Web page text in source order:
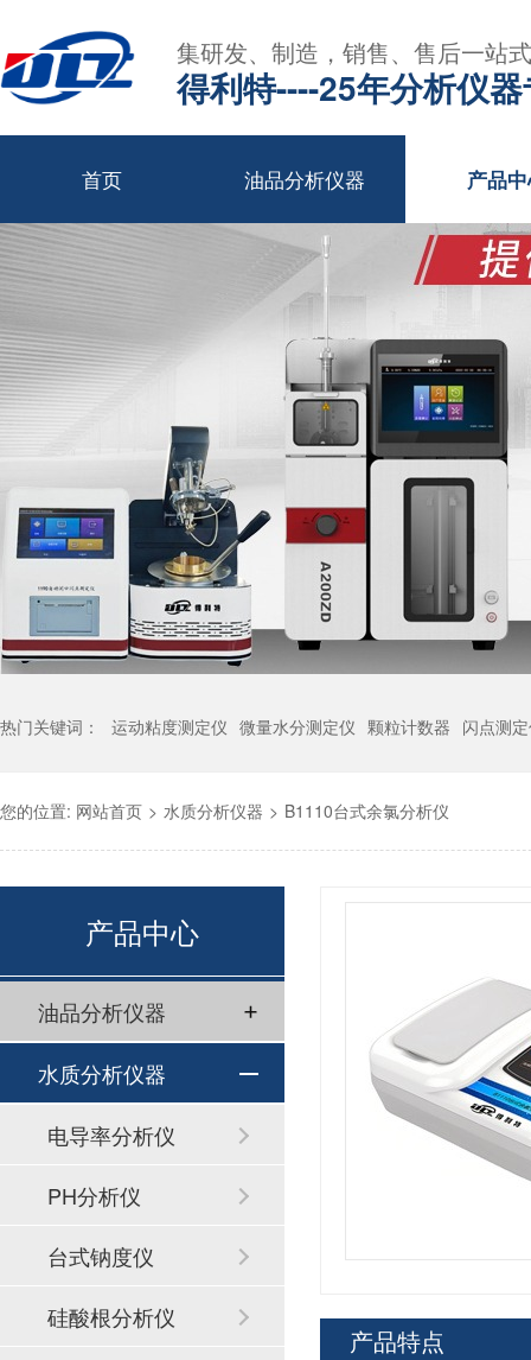
集研发、制造，销售、售后一站
得利特----25年分析仪
首页 油品分析仪器 产品
热门关键词： 运动粘度测定仪 微量水分测定仪 颗粒计数器 闪点测
您的位置: 网站首页 > 水质分析仪器 > B1110台式余氯分析仪
产品特点
产品中心
油品分析仪器
水质分析仪器
电导率分析仪
PH分析仪
台式钠度仪
硅酸根分析仪